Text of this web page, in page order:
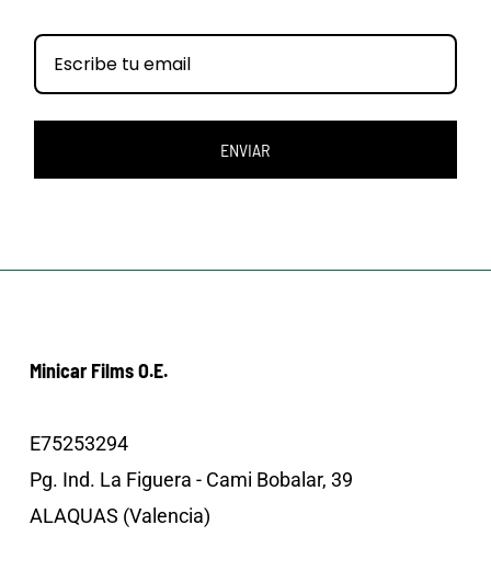
ENVIAR
Minicar Films O.E.
E75253294
Pg. Ind. La Figuera - Cami Bobalar, 39
ALAQUAS (Valencia)